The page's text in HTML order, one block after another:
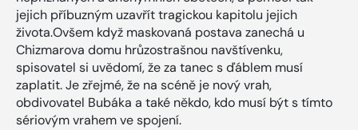
jejich příbuzným uzavřít tragickou kapitolu jejich
života.Ovšem když maskovaná postava zanechá u
Chizmarova domu hrůzostrašnou navštívenku,
spisovatel si uvědomí, že za tanec s ďáblem musí
zaplatit. Je zřejmé, že na scéně je nový vrah,
obdivovatel Bubáka a také někdo, kdo musí být s tímto
sériovým vrahem ve spojení.